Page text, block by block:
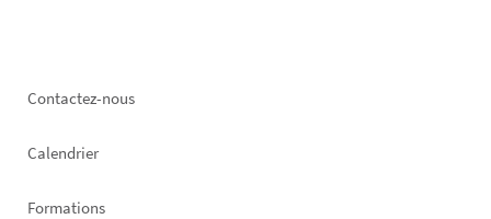
Footer
Contactez-nous
Calendrier
Formations